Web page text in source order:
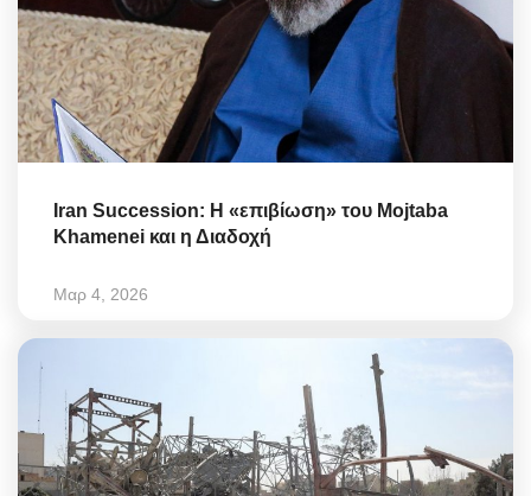
Iran Succession: Η «επιβίωση» του Mojtaba
Khamenei και η Διαδοχή
Μαρ 4, 2026